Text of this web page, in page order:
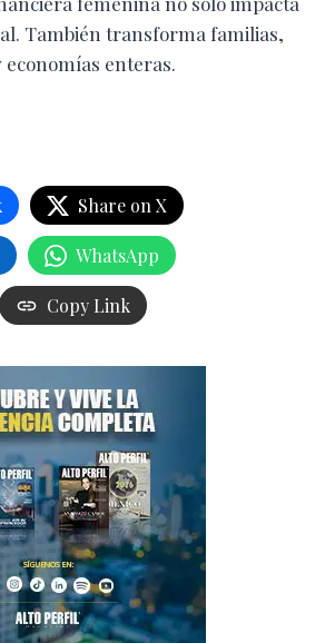
También transforma familias,
economías enteras.
Share on X
WhatsApp
Copy Link